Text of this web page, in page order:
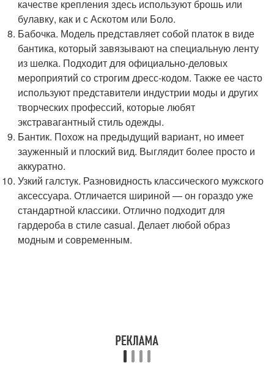
качестве крепления здесь используют брошь или
булавку, как и с Аскотом или Боло.
Бабочка. Модель представляет собой платок в виде
бантика, который завязывают на специальную ленту
из шелка. Подходит для официально-деловых
мероприятий со строгим дресс-кодом. Также ее часто
используют представители индустрии моды и других
творческих профессий, которые любят
экстравагантный стиль одежды.
Бантик. Похож на предыдущий вариант, но имеет
зауженный и плоский вид. Выглядит более просто и
аккуратно.
Узкий галстук. Разновидность классического мужского
аксессуара. Отличается шириной — он гораздо уже
стандартной классики. Отлично подходит для
гардероба в стиле casual. Делает любой образ
модным и современным.